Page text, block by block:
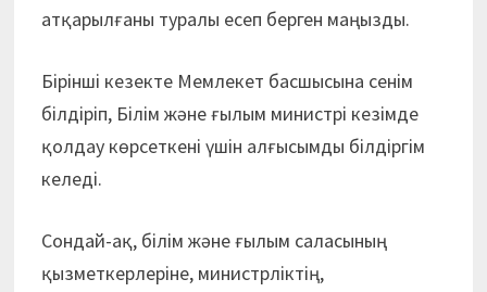
атқарылғаны туралы есеп берген маңызды.
Бірінші кезекте Мемлекет басшысына сенім
білдіріп, Білім және ғылым министрі кезімде
қолдау көрсеткені үшін алғысымды білдіргім
келеді.
Сондай-ақ, білім және ғылым саласының
қызметкерлеріне, министрліктің,